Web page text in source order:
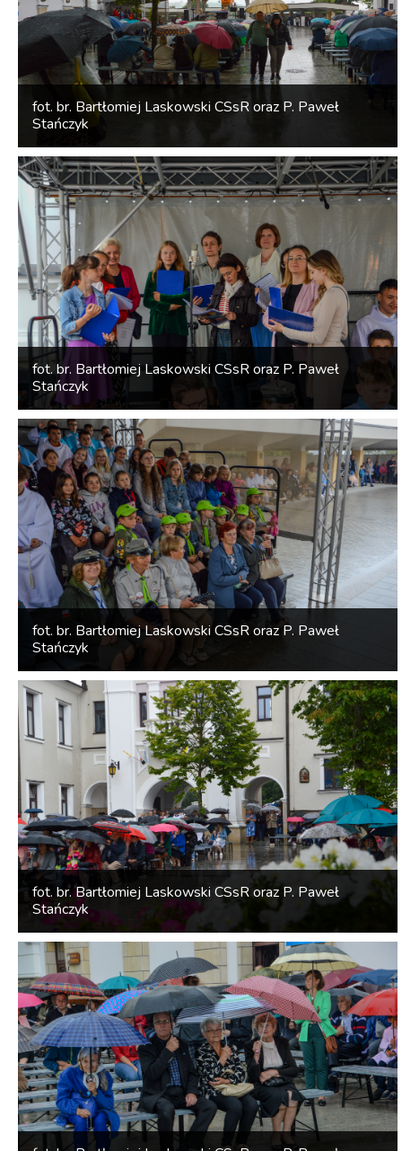
fot. br. Bartłomiej Laskowski CSsR oraz P. Paweł
Stańczyk
fot. br. Bartłomiej Laskowski CSsR oraz P. Paweł
Stańczyk
fot. br. Bartłomiej Laskowski CSsR oraz P. Paweł
Stańczyk
fot. br. Bartłomiej Laskowski CSsR oraz P. Paweł
Stańczyk